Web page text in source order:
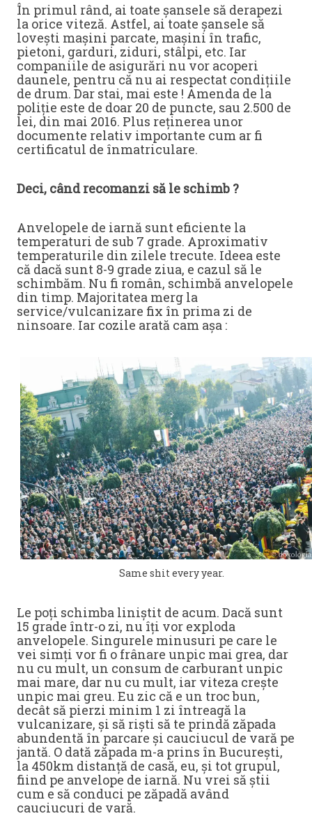
În primul rând, ai toate șansele să derapezi
la orice viteză. Astfel, ai toate șansele să
lovești mașini parcate, mașini în trafic,
pietoni, garduri, ziduri, stâlpi, etc. Iar
companiile de asigurări nu vor acoperi
daunele, pentru că nu ai respectat condițiile
de drum. Dar stai, mai este ! Amenda de la
poliție este de doar 20 de puncte, sau 2.500 de
lei, din mai 2016. Plus reținerea unor
documente relativ importante cum ar fi
certificatul de înmatriculare.
Deci, când recomanzi să le schimb ?
Anvelopele de iarnă sunt eficiente la
temperaturi de sub 7 grade. Aproximativ
temperaturile din zilele trecute. Ideea este
că dacă sunt 8-9 grade ziua, e cazul să le
schimbăm. Nu fi român, schimbă anvelopele
din timp. Majoritatea merg la
service/vulcanizare fix în prima zi de
ninsoare. Iar cozile arată cam așa :
Same shit every year.
Le poți schimba liniștit de acum. Dacă sunt
15 grade într-o zi, nu îți vor exploda
anvelopele. Singurele minusuri pe care le
vei simți vor fi o frânare unpic mai grea, dar
nu cu mult, un consum de carburant unpic
mai mare, dar nu cu mult, iar viteza crește
unpic mai greu. Eu zic că e un troc bun,
decât să pierzi minim 1 zi întreagă la
vulcanizare, și să riști să te prindă zăpada
abundentă în parcare și cauciucul de vară pe
jantă. O dată zăpada m-a prins în București,
la 450km distanță de casă, eu, și tot grupul,
fiind pe anvelope de iarnă. Nu vrei să știi
cum e să conduci pe zăpadă având
cauciucuri de vară.